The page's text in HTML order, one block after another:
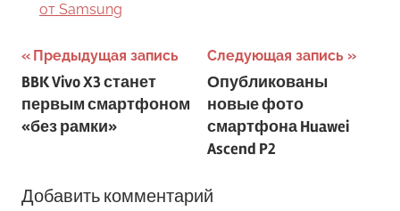
от Samsung
Навигация
по
записям
Предыдущая запись
BBK Vivo X3 станет
первым смартфоном
«без рамки»
Следующая запись
Опубликованы
новые фото
смартфона Huawei
Ascend P2
Добавить комментарий